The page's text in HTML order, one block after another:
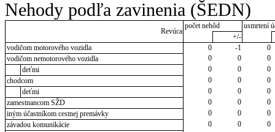
Nehody podľa zavinenia (ŠEDN)
Revúca
počet nehôd
usmrtení
+/-
vodičom motorového vozidla
0 -1
0
vodičom nemotorového vozidla
0 0
0
deťmi
0 0
0
chodcom
0 0
0
deťmi
0 0
0
zamestnancom SŽD
0 0
0
iným účastníkom cestnej premávky
0 0
0
závadou komunikácie
0 0
0